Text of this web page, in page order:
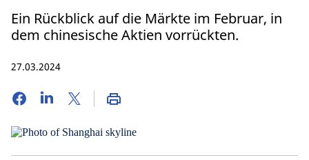
Ein Rückblick auf die Märkte im Februar, in
dem chinesische Aktien vorrückten.
27.03.2024